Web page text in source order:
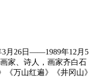
月26日——1989年12月5
家、诗人，画家齐白石
万山红遍》《井冈山》